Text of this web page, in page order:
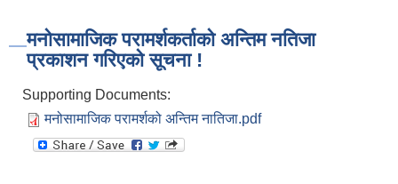
मनोसामाजिक परामर्शकर्ताको अन्तिम नतिजा
प्रकाशन गरिएको सूचना !
Supporting Documents:
मनोसामाजिक परामर्शको अन्तिम नातिजा.pdf